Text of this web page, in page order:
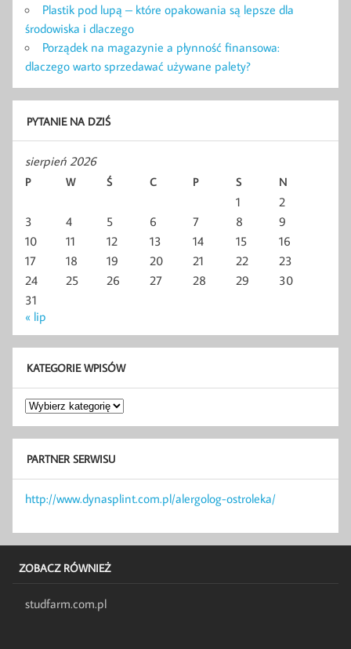
Plastik pod lupą – które opakowania są lepsze dla
środowiska i dlaczego
Porządek na magazynie a płynność finansowa:
dlaczego warto sprzedawać używane palety?
PYTANIE NA DZIŚ
sierpień 2026
P W Ś C P S N
1
2
3
4 5 6 7 8
9
10
11 12 13 14 15
16
17
18 19 20 21 22
23
24
25 26 27 28 29
30
31
« lip
KATEGORIE WPISÓW
Kategorie
wpisów
PARTNER SERWISU
http://www.dynasplint.com.pl/alergolog-ostroleka/
ZOBACZ RÓWNIEŻ
studfarm.com.pl